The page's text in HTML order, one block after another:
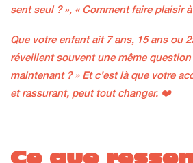
sent seul ? », « Comment faire plaisir
Que votre enfant ait 7 ans, 15 ans ou
réveillent souvent une même question
maintenant ? » Et c’est là que votre
et rassurant, peut tout changer. ❤️
Ce que